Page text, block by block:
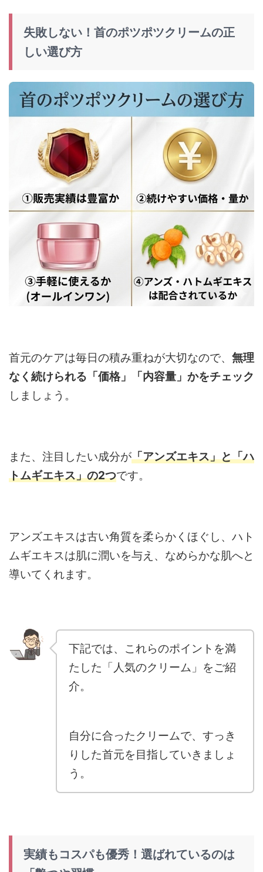
失敗しない！首のポツポツクリームの正
しい選び方
首元のケアは毎日の積み重ねが大切なので、 無理
なく続けられる「価格」「内容量」かをチェック
しましょう。
また、注目したい成分が「アンズエキス」と「ハ
トムギエキス」の2つです。
アンズエキスは古い角質を柔らかくほぐし、ハト
ムギエキスは肌に潤いを与え、なめらかな肌へと
導いてくれます。
下記では、これらのポイントを満
たした「人気のクリーム」をご紹
介。
自分に合ったクリームで、すっき
りした首元を目指していきましょ
う。
実績もコスパも優秀！選ばれているのは